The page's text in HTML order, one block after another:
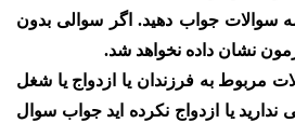
سوالات جواب دهید. اگر سوالی بدون
نشان داده نخواهد شد.
مربوط به فرزندان یا ازدواج یا شغل
و … اگر هنوز شغلی ندارید یا ازدواج نکرده ‎اید جواب سوال